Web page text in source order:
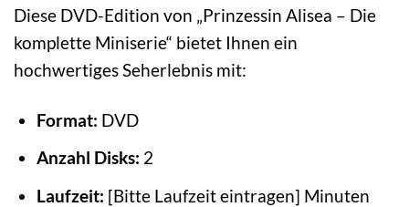
Diese DVD-Edition von „Prinzessin Alisea – Die
komplette Miniserie“ bietet Ihnen ein
hochwertiges Seherlebnis mit:
Format: DVD
Anzahl Disks: 2
Laufzeit: [Bitte Laufzeit eintragen] Minuten